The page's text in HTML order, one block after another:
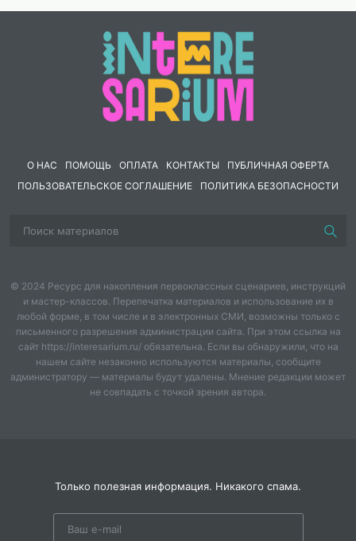
О НАС ПОМОЩЬ ОПЛАТА КОНТАКТЫ
ПУБЛИЧНАЯ ОФЕРТА
ПОЛЬЗОВАТЕЛЬСКОЕ СОГЛАШЕНИЕ
ПОЛИТИКА БЕЗОПАСНОСТИ
© 2024 Ресурс для накопления первоклассных сценариев, инструкций
и мастер-классов. Перепечатка материалов и использование их в
любой форме, в том числе и в электронных СМИ, возможны только с
письменного разрешения администрации сайта. При этом ссылка на
сайт https://interesarium.ru/ обязательна. Если вы обнаружили, что на
нашем сайте незаконно используются материалы, сообщите
администратору — материалы будут удалены. Мнение редакции может
не совпадать с точкой зрения автора.
Только полезная информация. Никакого спама.